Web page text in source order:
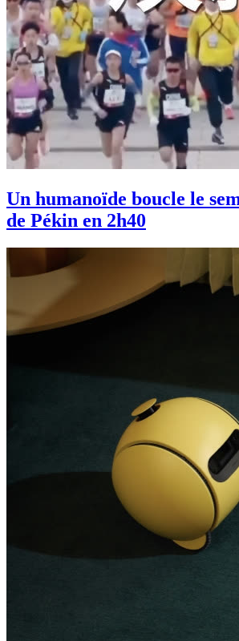
Un humanoïde boucle le
de Pékin en 2h40